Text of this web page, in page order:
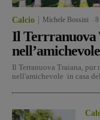
Calcio Michele Bossini 8
Il Terrranuova
Il Terranuova Traiana, pur
nell'amichevole in casa